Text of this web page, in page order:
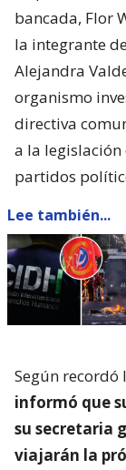
bancada, Flor
la integrante
Alejandra
organismo
directiva
a la
partidos
Lee también...
Según recordó
informó que
su secretaria
viajarán la